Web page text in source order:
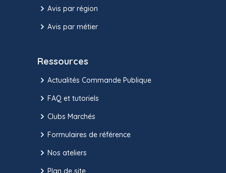
Avis par région
Avis par métier
Ressources
Actualités Commande Publique
FAQ et tutoriels
Clubs Marchés
Formulaires de référence
Nos ateliers
Plan de site